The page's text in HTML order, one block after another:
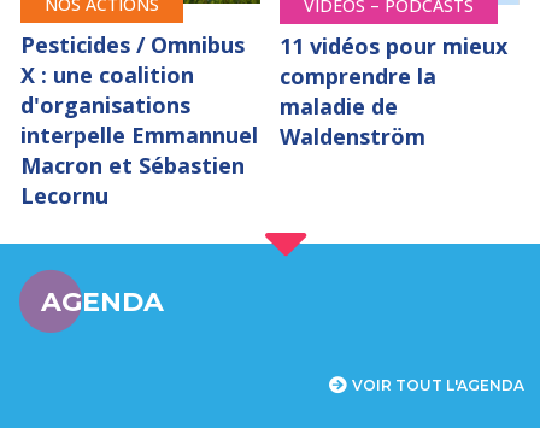
Pesticides / Omnibus
X : une coalition
d'organisations
interpelle Emmannuel
Macron et Sébastien
Lecornu
11 vidéos pour mieux
comprendre la
maladie de
Waldenström
VIDEOS – PODCASTS
AGENDA
VOIR TOUT L'AGENDA